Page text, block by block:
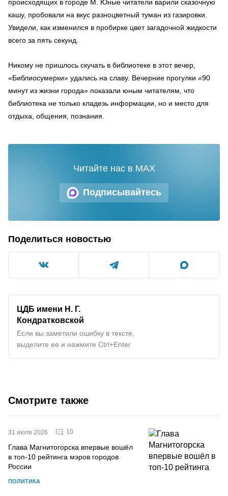
происходящих в городе М. Юные читатели варили сказочную
кашу, пробовали на вкус разноцветный туман из газировки.
Увидели, как изменился в пробирке цвет загадочной жидкости
всего за пять секунд.
Никому не пришлось скучать в библиотеке в этот вечер,
«Библиосумерки» удались на славу. Вечерние прогулки «90
минут из жизни города» показали юным читателям, что
библиотека не только кладезь информации, но и место для
отдыха, общения, познания.
Подписывайтесь
Читайте нас в MAX
Поделиться новостью
ЦДБ имени Н. Г.
Кондратковской
Если вы заметили ошибку в тексте,
выделите ее и нажмите Ctrl+Enter
Смотрите также
31 июля 2026 10
Глава Магнитогорска впервые вошёл
в топ-10 рейтинга мэров городов
России
ПОЛИТИКА